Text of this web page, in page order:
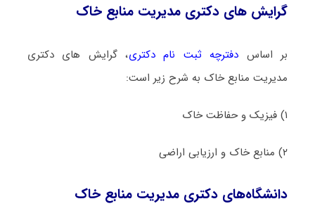
گرایش های دکتری مدیریت ﻣﻨﺎﺑﻊ ﺧﺎک
بر اساس دفترچه ثبت نام دکتری، گرایش های دکتری
مدیریت ﻣﻨﺎﺑﻊ ﺧﺎک به شرح زیر است:
۱) ﻓﻴﺰیک و ﺣﻔﺎﻇﺖ ﺧﺎک
۲) ﻣﻨﺎﺑﻊ ﺧﺎک و ارزﻳﺎبی اراضی
دانشگاه‌های دکتری مدیریت ﻣﻨﺎﺑﻊ ﺧﺎک